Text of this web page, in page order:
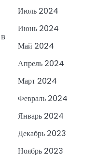
Июль 2024
Июнь 2024
Май 2024
Апрель 2024
Март 2024
Февраль 2024
Январь 2024
Декабрь 2023
Ноябрь 2023